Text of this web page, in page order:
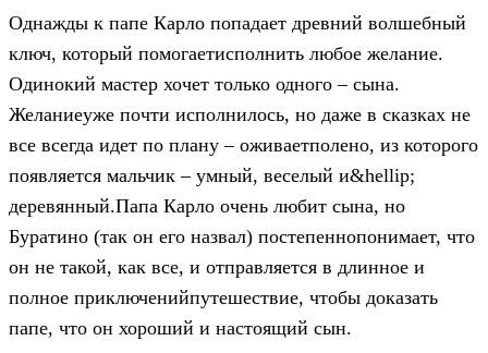
Однажды к папе Карло попадает древний волшебный
ключ, который помогаетисполнить любое желание.
Одинокий мастер хочет только одного – сына.
Желаниеуже почти исполнилось, но даже в сказках не
все всегда идет по плану – оживаетполено, из которого
появляется мальчик – умный, веселый и&hellip;
деревянный.Папа Карло очень любит сына, но
Буратино (так он его назвал) постепеннопонимает, что
он не такой, как все, и отправляется в длинное и
полное приключенийпутешествие, чтобы доказать
папе, что он хороший и настоящий сын.